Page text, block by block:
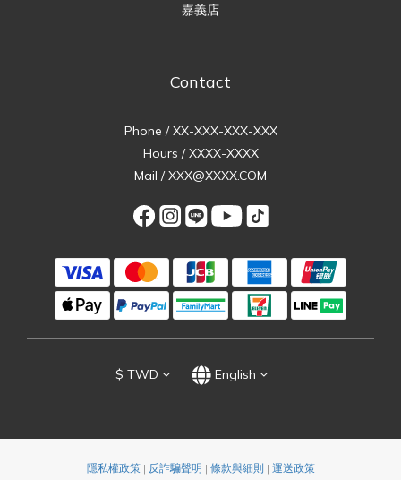
嘉義店
Contact
Phone / XX-XXX-XXX-XXX
Hours / XXXX-XXXX
Mail / XXX@XXXX.COM
$ TWD English
隱私權政策| 反詐騙聲明 | 條款與細則 | 運送政策